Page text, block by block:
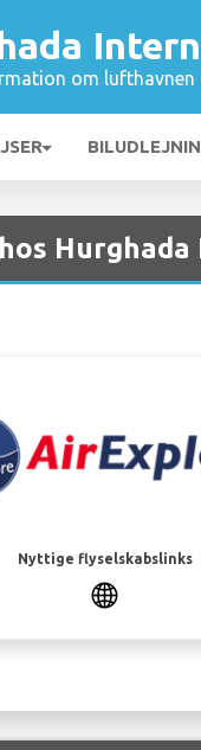
om lufthavnen
Nyttige flyselskabslinks